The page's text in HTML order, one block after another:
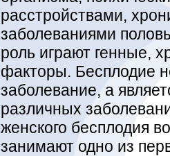
расстройствами,
заболеваниями
роль играют генные,
факторы. Бесплодие
заболевание, а
различных
женского бесплодия
занимают одно из